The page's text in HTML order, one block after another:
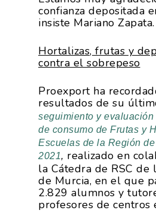
confianza depositada
insiste Mariano Zapata.
Hortalizas, frutas y
contra el sobrepeso
Proexport ha
resultados de su
seguimiento y evaluación
de consumo de Frutas y
Escuelas de la Región
2021, realizado en
la Cátedra de RSC de
de Murcia, en el que
2.829 alumnos y
profesores de centros